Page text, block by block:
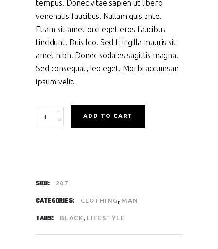
tempus. Donec vitae sapien ut libero
venenatis faucibus. Nullam quis ante.
Etiam sit amet orci eget eros faucibus
tincidunt. Duis leo. Sed fringilla mauris sit
amet nibh. Donec sodales sagittis magna.
Sed consequat, leo eget. Morbi accumsan
ipsum velit.
Quantity ADD TO CART
SKU: 207
CATEGORIES: CLOTHING, MAN
TAGS: BLACK, LIFESTYLE